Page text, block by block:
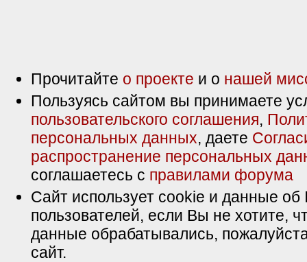
Прочитайте о проекте и о нашей
Пользуясь сайтом вы принимаете
пользовательского соглашения,
персональных данных, даете
распространение персональных
соглашаетесь с правилами форума
Сайт использует cookie и данные об
пользователей, если Вы не хотите,
данные обрабатывались,
сайт.